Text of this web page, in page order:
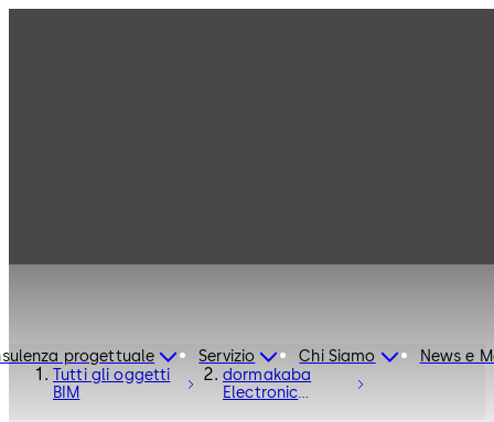
progettuale Servizio Chi Siamo
News e
Tutti gli oggetti
BIM
dormakaba
Electronic